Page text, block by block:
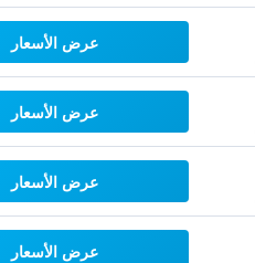
عرض الأسعار
عرض الأسعار
عرض الأسعار
عرض الأسعار